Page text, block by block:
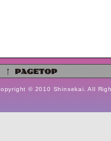
© 2010 Shinsekai. All